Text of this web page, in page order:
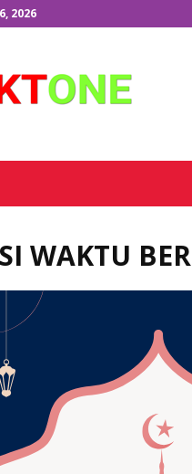
2026
WAKTU